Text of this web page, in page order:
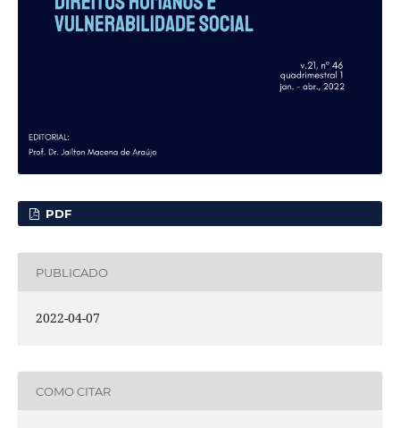
PDF
PUBLICADO
2022-04-07
COMO CITAR